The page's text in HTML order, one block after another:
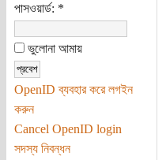
পাসওয়ার্ড: *
ভুলোনা আমায়
OpenID ব্যবহার করে লগইন
করুন
Cancel OpenID login
সদস্য নিবন্ধন